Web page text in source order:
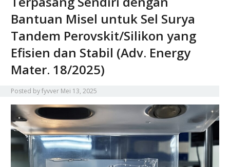
Bantuan Misel untuk Sel Surya
Tandem Perovskit/Silikon yang
Efisien dan Stabil (Adv. Energy
Mater. 18/2025)
Posted byfyvver Mei 13, 2025